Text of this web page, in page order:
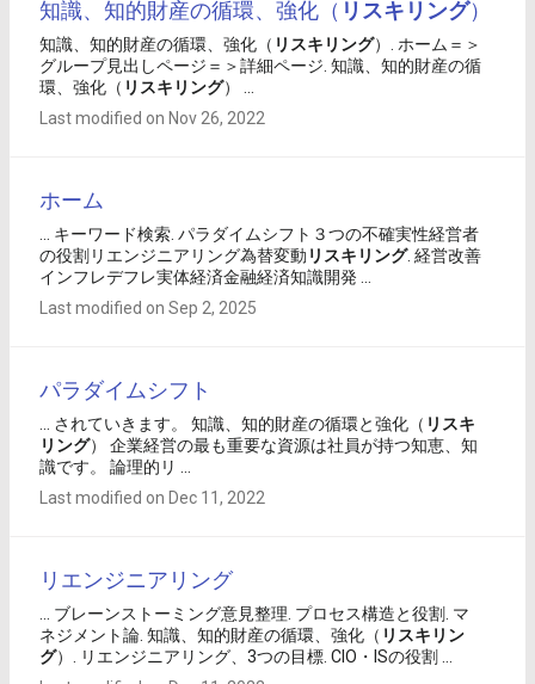
知識、知的財産の循環、強化（ リスキリング）
知識、知的財産の循環、強化（ リスキリング）. ホーム＝＞
グループ見出しページ＝＞詳細ページ. 知識、知的財産の循
環、強化（ リスキリング） ...
Last modified on Nov 26, 2022
ホーム
... キーワード検索. パラダイムシフト３つの不確実性経営者
の役割リエンジニアリング為替変動 リスキリング. 経営改善
インフレデフレ実体経済金融経済知識開発 ...
Last modified on Sep 2, 2025
パラダイムシフト
... されていきます。 知識、知的財産の循環と強化（ リスキ
リング） 企業経営の最も重要な資源は社員が持つ知恵、知
識です。 論理的リ ...
Last modified on Dec 11, 2022
リエンジニアリング
... ブレーンストーミング意見整理. プロセス構造と役割. マ
ネジメント論. 知識、知的財産の循環、強化（ リスキリン
グ）. リエンジニアリング、3つの目標. CIO・ISの役割 ...